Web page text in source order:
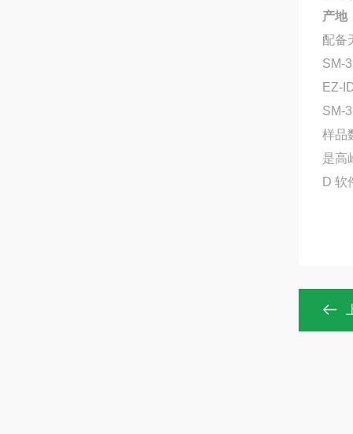
产地
配备
SM-
EZ-
SM-
样品
是高
D 软